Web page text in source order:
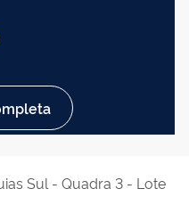
Sul - Quadra 3 - Lote